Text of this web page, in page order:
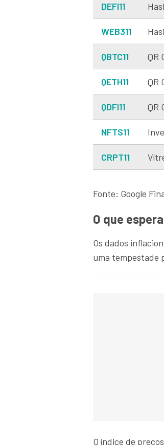
DEFI11
WEB311
QBTC11 QR
QETH11 QR
QDFI11 QR
NFTS11
CRPT11
Fonte: Google
O que
Os dados
uma tempestade
O índice de